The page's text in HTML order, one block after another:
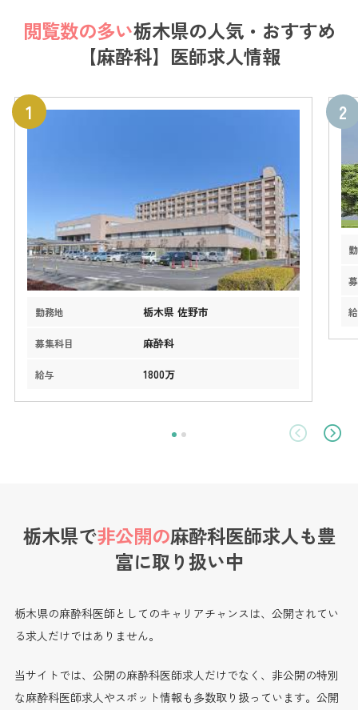
閲覧数の多い栃木県の人気・おすすめ
【麻酔科】医師求人情報
勤務地 栃木県 佐野市
募集科目 麻酔科
給与 1800万
栃木県で非公開の麻酔科医師求人も豊
富に取り扱い中
栃木県の麻酔科医師としてのキャリアチャンスは、公開されてい
る求人だけではありません。
当サイトでは、公開の麻酔科医師求人だけでなく、非公開の特別
な麻酔科医師求人やスポット情報も多数取り扱っています。公開